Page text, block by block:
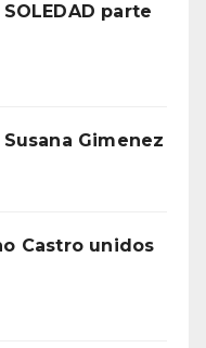
parte
Gimenez
Castro unidos